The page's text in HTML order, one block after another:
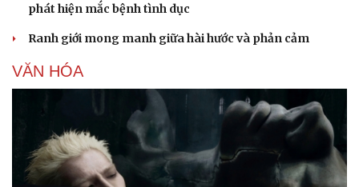
Văn hóa
Thời trang
Sao Việt
phát hiện mắc bệnh tình dục
Ranh giới mong manh giữa hài hước và phản cảm
VĂN HÓA